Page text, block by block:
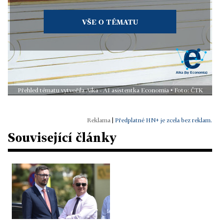
VŠE O TÉMATU
Přehled tématu vytvořila Aika - AI asistentka Economia • Foto: ČTK
Předplatné HN+ je zcela bez reklam.
Související články